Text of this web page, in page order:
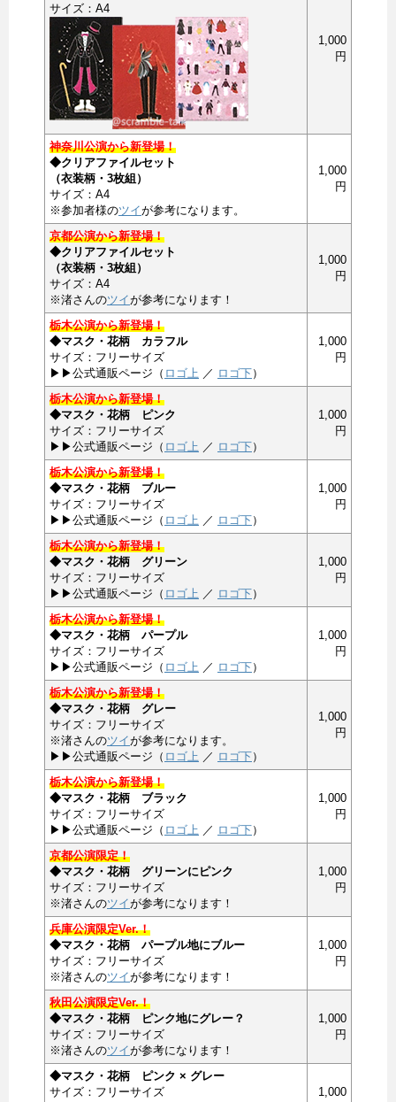
サイズ：A4
1,000
円
神奈川公演から新登場！
◆クリアファイルセット
（衣装柄・3枚組）
サイズ：A4
※参加者様のツイが参考になります。
1,000
円
京都公演から新登場！
◆クリアファイルセット
（衣装柄・3枚組）
サイズ：A4
※渚さんのツイが参考になります！
1,000
円
栃木公演から新登場！
◆マスク・花柄 カラフル
サイズ：フリーサイズ
▶▶公式通販ページ（ ロゴ上 ／ ロゴ下）
1,000
円
栃木公演から新登場！
◆マスク・花柄 ピンク
サイズ：フリーサイズ
▶▶公式通販ページ（ ロゴ上 ／ ロゴ下）
1,000
円
栃木公演から新登場！
◆マスク・花柄 ブルー
サイズ：フリーサイズ
▶▶公式通販ページ（ ロゴ上 ／ ロゴ下）
1,000
円
栃木公演から新登場！
◆マスク・花柄 グリーン
サイズ：フリーサイズ
▶▶公式通販ページ（ ロゴ上 ／ ロゴ下）
1,000
円
栃木公演から新登場！
◆マスク・花柄 パープル
サイズ：フリーサイズ
▶▶公式通販ページ（ ロゴ上 ／ ロゴ下）
1,000
円
栃木公演から新登場！
◆マスク・花柄 グレー
サイズ：フリーサイズ
※渚さんのツイが参考になります。
▶▶公式通販ページ（ ロゴ上 ／ ロゴ下）
1,000
円
栃木公演から新登場！
◆マスク・花柄 ブラック
サイズ：フリーサイズ
▶▶公式通販ページ（ ロゴ上 ／ ロゴ下）
1,000
円
京都公演限定！
◆マスク・花柄 グリーンにピンク
サイズ：フリーサイズ
※渚さんのツイが参考になります！
1,000
円
兵庫公演限定Ver.！
◆マスク・花柄 パープル地にブルー
サイズ：フリーサイズ
※渚さんのツイが参考になります！
1,000
円
秋田公演限定Ver.！
◆マスク・花柄 ピンク地にグレー？
サイズ：フリーサイズ
※渚さんのツイが参考になります！
1,000
円
◆マスク・花柄 ピンク × グレー
サイズ：フリーサイズ
1,000